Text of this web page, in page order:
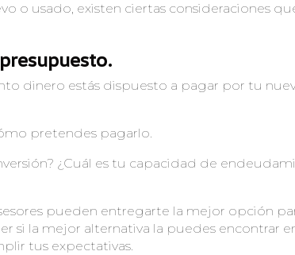
o usado, existen ciertas consideraciones
dinero estás dispuesto a pagar por tu
pretendes pagarlo.
¿Cuál es tu capacidad de
pueden entregarte la mejor opción
si la mejor alternativa la puedes encontrar
tus expectativas.